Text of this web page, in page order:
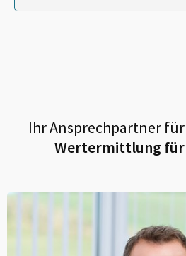
Ihr Ansprechpartner für
Wertermittlung für